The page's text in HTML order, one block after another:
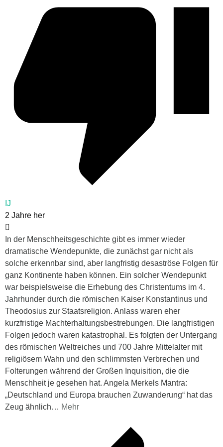
IJ
2 Jahre her
In der Menschheitsgeschichte gibt es immer wieder
dramatische Wendepunkte, die zunächst gar nicht als
solche erkennbar sind, aber langfristig desaströse Folgen für
ganz Kontinente haben können. Ein solcher Wendepunkt
war beispielsweise die Erhebung des Christentums im 4.
Jahrhunder durch die römischen Kaiser Konstantinus und
Theodosius zur Staatsreligion. Anlass waren eher
kurzfristige Machterhaltungsbestrebungen. Die langfristigen
Folgen jedoch waren katastrophal. Es folgten der Untergang
des römischen Weltreiches und 700 Jahre Mittelalter mit
religiösem Wahn und den schlimmsten Verbrechen und
Folterungen während der Großen Inquisition, die die
Menschheit je gesehen hat. Angela Merkels Mantra:
„Deutschland und Europa brauchen Zuwanderung“ hat das
Zeug ähnlich… Mehr